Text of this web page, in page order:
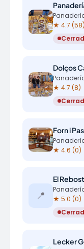
★ 4.7 (58)
Dolços
★ 4.7 (8)
Forn i
★ 4.6 (0)
📍
El
Panadería
★ 5.0 (0)
Lecker